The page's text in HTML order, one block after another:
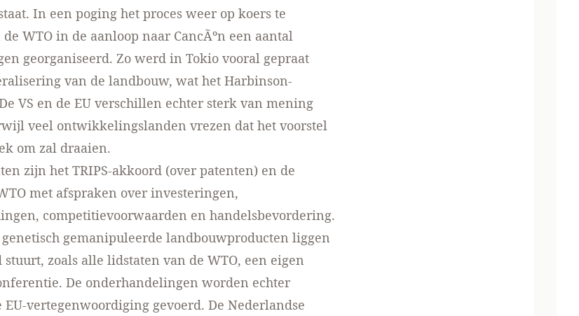
In een poging het proces weer op koers te
WTO in de aanloop naar CancÃºn een aantal
georganiseerd. Zo werd in Tokio vooral gepraat
van de landbouw, wat het Harbinson-
VS en de EU verschillen echter sterk van mening
veel ontwikkelingslanden vrezen dat het voorstel
om zal draaien.
zijn het TRIPS-akkoord (over patenten) en de
met afspraken over investeringen,
competitievoorwaarden en handelsbevordering.
gemanipuleerde landbouwproducten liggen
zoals alle lidstaten van de WTO, een eigen
De onderhandelingen worden echter
vertegenwoordiging gevoerd. De Nederlandse